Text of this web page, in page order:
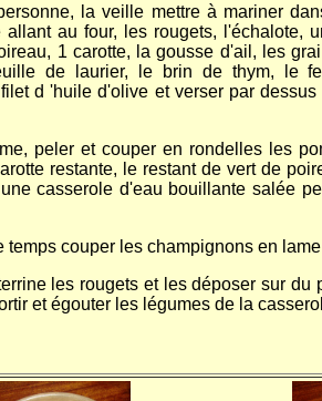
la veille mettre à mariner
allant au four, les rougets, l'échalote,
1 carotte, la gousse d'ail, les
de laurier, le brin de thym, le
d 'huile d'olive et verser par
peler et couper en rondelles les
restante, le restant de vert de
casserole d'eau bouillante salée
temps couper les champignons en
les rougets et les déposer sur du
et égouter les légumes de la